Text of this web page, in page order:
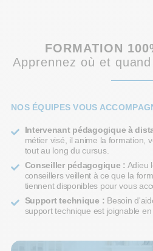
FORMATION
Apprennez où et
NOS ÉQUIPES VOUS
Intervenant pédagogique à
métier visé, il anime la formation,
tout au long du cursus.
Conseiller pédagogique : Adieu
conseillers veillent à ce que la
tiennent disponibles pour vous
Support technique : Besoin
support technique est joignable